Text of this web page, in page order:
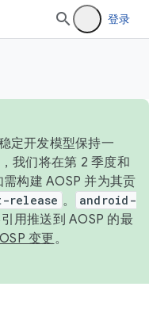
登录
定开发模型保持一
我们将在第 2 季度和
构建 AOSP 并为其贡
release 。
android-
用推送到 AOSP 的最
变更。